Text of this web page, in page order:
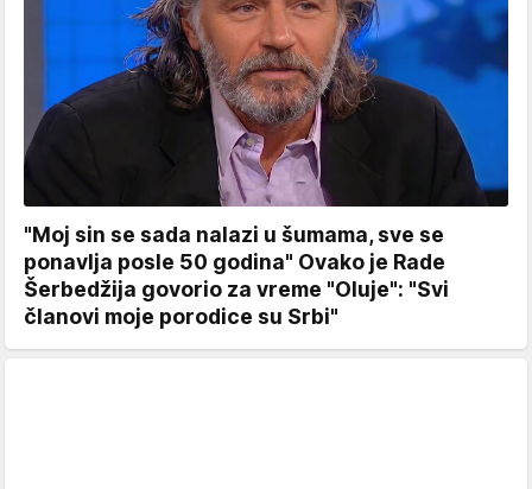
"Moj sin se sada nalazi u šumama, sve se
ponavlja posle 50 godina" Ovako je Rade
Šerbedžija govorio za vreme "Oluje": "Svi
članovi moje porodice su Srbi"